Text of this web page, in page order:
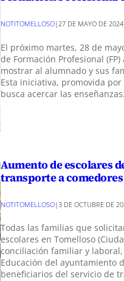
NOTITOMELLOSO|27 DE MAYO DE 2024
El próximo martes, 28 de
de Formación Profesional
mostrar al alumnado y sus
Esta iniciativa, promovida
busca acercar las
Aumento de escolares
transporte a
NOTITOMELLOSO|3 DE OCTUBRE DE
Todas las familias que
escolares en Tomelloso
conciliación familiar y
Educación del ayuntamiento
beneficiarios del servicio de